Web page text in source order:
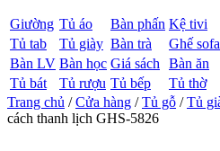
Giường Tủ áo Bàn phấn Kệ tivi
Tủ tab Tủ giày Bàn trà
Ghế sofa
Bàn LV Bàn học Giá sách Bàn ăn
Tủ bát Tủ rượu Tủ bếp
Tủ thờ
Trang chủ /Cửa hàng /Tủ gỗ /Tủ
cách thanh lịch GHS-5826